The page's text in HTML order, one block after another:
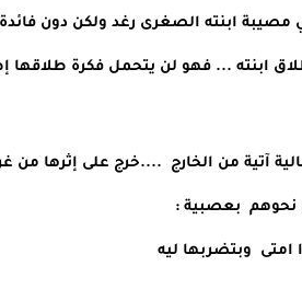
نحوهم  بعصبية :
امتى  وبتضربها ليه